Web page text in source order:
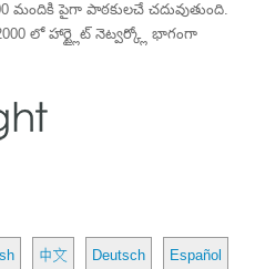
మందికి పైగా పాఠకులచే చదువుతుంది.
లో హార్ట్లైట్ నెట్వర్క్లో భాగంగా
中文 Deutsch Español